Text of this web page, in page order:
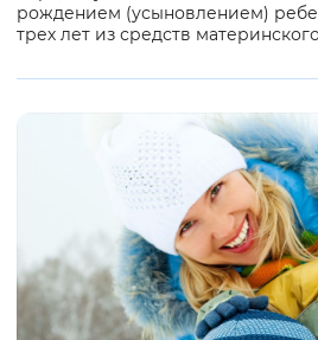
рождением (усыновлением)
трех лет из средств